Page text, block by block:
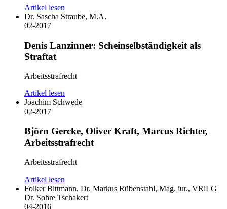
Artikel lesen
Dr. Sascha Straube, M.A.
02-2017
Denis Lanzinner: Scheinselbständigkeit als
Straftat
Arbeitsstrafrecht
Artikel lesen
Joachim Schwede
02-2017
Björn Gercke, Oliver Kraft, Marcus Richter,
Arbeitsstrafrecht
Arbeitsstrafrecht
Artikel lesen
Folker Bittmann, Dr. Markus Rübenstahl, Mag. iur., VRiLG
Dr. Sohre Tschakert
04-2016